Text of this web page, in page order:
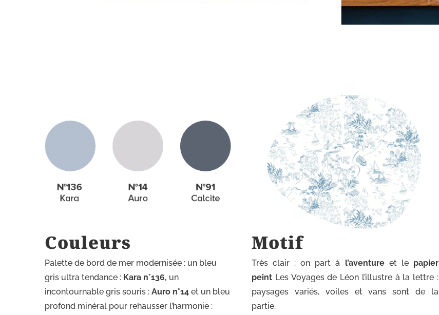
Couleurs
Palette de bord de mer modernisée : un bleu
gris ultra tendance : Kara n°136, un
incontournable gris souris :Auro n°14 et un bleu
profond minéral pour rehausser l’harmonie :
Motif
Très clair : on part à l’aventureet le papier
peint Les Voyages de Léon l’illustre à la lettre :
paysages variés, voiles et vans sont de la
partie.